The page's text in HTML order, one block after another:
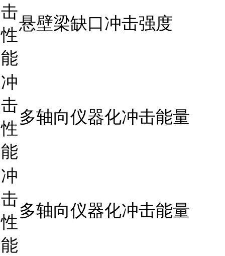
击
性
能
悬壁梁缺口冲击强度
冲
击
性
能
多轴向仪器化冲击能量
冲
击
性
能
多轴向仪器化冲击能量